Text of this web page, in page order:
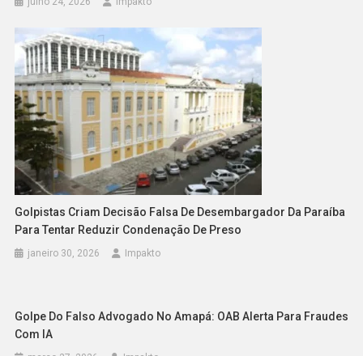
Golpistas Criam Decisão Falsa De Desembargador Da Paraíba
Para Tentar Reduzir Condenação De Preso
janeiro 30, 2026 Impakto
Golpe Do Falso Advogado No Amapá: OAB Alerta Para Fraudes
Com IA